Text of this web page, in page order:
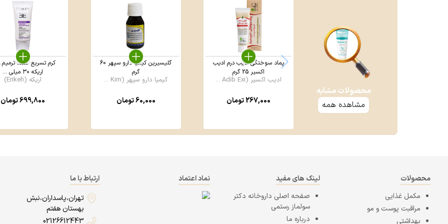
محصولات مشابه
مشاهده همه
پماد سوختگی ادیب درم ادیب
اکسیر 25 گرم
ادیب اکسیر (Adib Exi ...
267,000تومان
گلیسیرین کیمیا دارو سپهر 60
گرم
کیمیا دارو سپهر (Kim ...
60,000تومان
کرم تسریع کننده
اریکه ۳۰ میلی ...
اریکه (Erikeh)
699,800تومان
محصولات
مکمل غذایی
مراقبت پوست و مو
بهداشتی
لینک های مفید
صفحه اصلی داروخانه دکتر
سولماز رستمی
درباره ما
نماد اعتماد
ارتباط با ما
تهران،پاسداران،نبش
بهستان هفتم
02126612443